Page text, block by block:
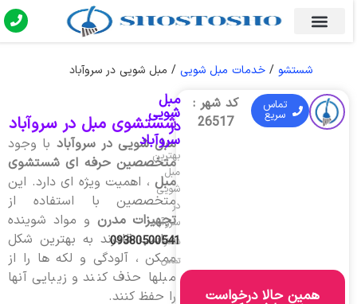
شستشو/ خدمات مبل شویی/ مبل شویی در سروآباد
شستشوی مبل در سروآباد
مبل شویی در سروآبادبا وجود
متخصصین حرفه ای شستشوی
مبل ، اهمیت ویژه ای دارد. این
متخصصین با استفاده از
تجهیزات مدرنو مواد شوینده
مناسب قادرند به بهترین شکل
ممکن ، آلودگی و لکه ها را از
مبلها حذف کنند و زیبایی آنها
را حفظ کنند.
تماس
سریع
کد شهر :
26517
مبل
شویی
در
سروآباد
بهترین
مبل
شویی
در
سروآباد
شماره
تماس
09380500541
همین حالا درخواست